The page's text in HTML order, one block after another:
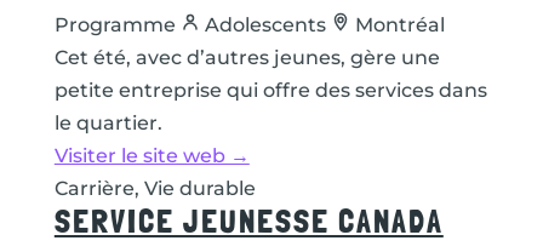
Programme Adolescents
Montréal
Cet été, avec d’autres jeunes, gère une
petite entreprise qui offre des services dans
le quartier.
Visiter le site web →
Carrière, Vie durable
SERVICE JEUNESSE CANADA